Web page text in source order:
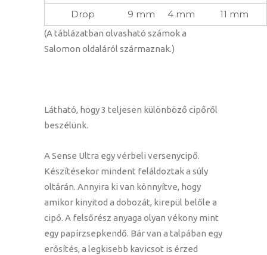
Drop 9 mm 4 mm 11 mm
(A táblázatban olvasható számok a
Salomon oldaláról származnak.)
Látható, hogy 3 teljesen különböző cipőről
beszélünk.
A Sense Ultra egy vérbeli versenycipő.
Készítésekor mindent feláldoztak a súly
oltárán. Annyira ki van könnyítve, hogy
amikor kinyitod a dobozát, kirepül belőle a
cipő. A felsőrész anyaga olyan vékony mint
egy papírzsepkendő. Bár van a talpában egy
erősítés, a legkisebb kavicsot is érzed